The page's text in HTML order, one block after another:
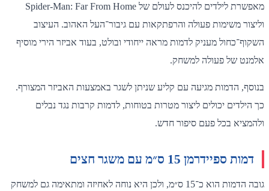
מאפשרת לילדים להיכנס לעולם של Spider-Man: Far From Home
וליצור משימות פעולה והרפתקאות עם גיבור־העל האהוב. העיצוב
השקוף־כחול מעניק לדמות מראה ייחודי ובולט, בעוד אביזר הירי מוסיף
אלמנט של פעולה למשחק.
בנוסף, הדמות מגיעה עם קליע שניתן לשגר באמצעות האביזר המצורף.
כך הילדים יכולים ליצור מטרות בטוחות, לדמות קרבות נגד נבלים
ולהמציא בכל פעם סיפור חדש.
דמות ספיידרמן 15 ס״מ עם משגר חצים
גובה הדמות הוא כ־15 ס״מ, ולכן היא נוחה לאחיזה ומתאימה גם למשחק